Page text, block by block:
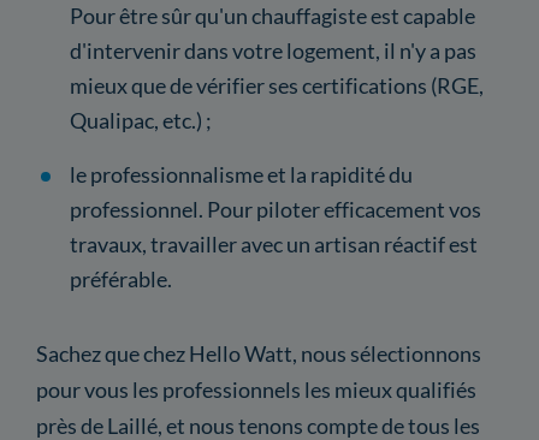
Pour être sûr qu'un chauffagiste est capable
d'intervenir dans votre logement, il n'y a pas
mieux que de vérifier ses certifications (RGE,
Qualipac, etc.) ;
le professionnalisme et la rapidité du
professionnel. Pour piloter efficacement vos
travaux, travailler avec un artisan réactif est
préférable.
Sachez que chez Hello Watt, nous sélectionnons
pour vous les professionnels les mieux qualifiés
près de Laillé, et nous tenons compte de tous les